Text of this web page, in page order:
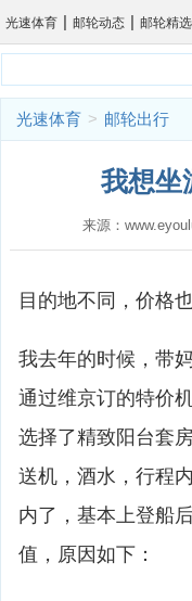
光速体育 | 邮轮动态 | 邮轮精选
光速体育 > 邮轮出行
我想坐
来源：
目的地不同，价格
我去年的时候，带
通过维京订的特价
选择了精致阳台套
送机，酒水，行程
内了，基本上登船
值，原因如下：